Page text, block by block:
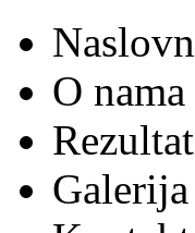
O nama
Galerija